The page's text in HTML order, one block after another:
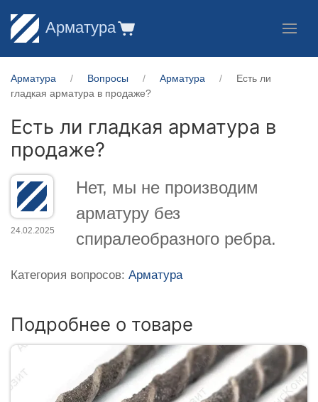
Арматура
Арматура Вопросы Арматура
Есть ли
гладкая арматура в продаже?
Есть ли гладкая арматура в
продаже?
24.02.2025
Нет, мы не производим
арматуру без
спиралеобразного ребра.
Категория вопросов: Арматура
Подробнее о товаре